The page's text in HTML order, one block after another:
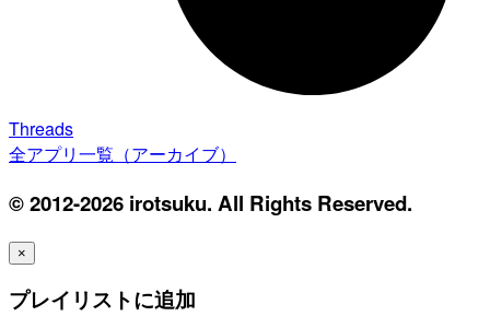
Threads
全アプリ一覧（アーカイブ）
© 2012-2026 irotsuku. All Rights Reserved.
×
プレイリストに追加